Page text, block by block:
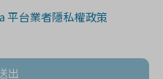
平台業者隱私權政策
出